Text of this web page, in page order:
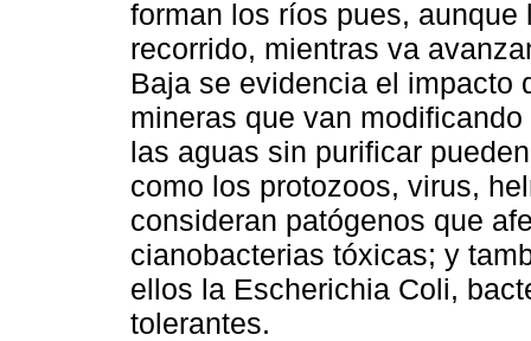
forman los ríos pues,
recorrido, mientras va
Baja se evidencia el impacto
mineras que van
las aguas sin purificar
como los protozoos, virus,
consideran patógenos que
cianobacterias tóxicas; y
ellos la Escherichia Coli,
tolerantes.